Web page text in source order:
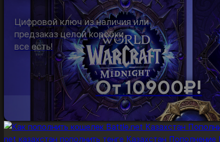
От 10900₽!
Цифровой ключ из наличия или
предзаказ целой коробки,
все есть!